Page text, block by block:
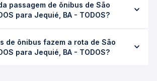
leva em média 33h 20min, podendo
viação, o tipo de serviço (convencional,
cada opção na data desejada.
passagem de ônibus de São
para Jequié, BA - TODOS?
BA - TODOS custa em média R$
a data da viagem, a empresa, o
de ônibus fazem a rota de São
para Jequié, BA - TODOS?